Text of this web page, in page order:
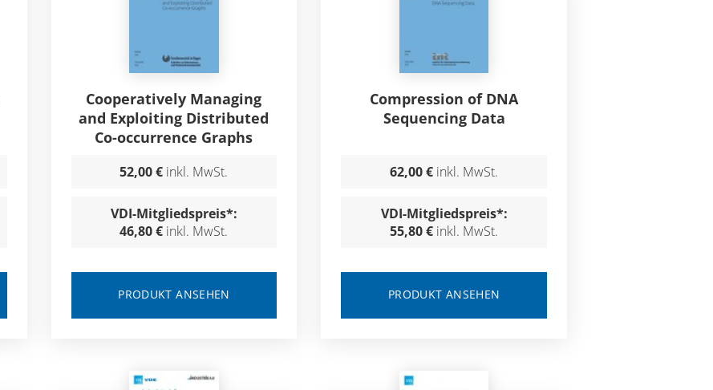
Cooperatively Managing
and Exploiting Distributed
Co-occurrence Graphs
52,00 € inkl. MwSt.
VDI-Mitgliedspreis*:
46,80 € inkl. MwSt.
PRODUKT ANSEHEN
Compression of DNA
Sequencing Data
62,00 € inkl. MwSt.
VDI-Mitgliedspreis*:
55,80 € inkl. MwSt.
PRODUKT ANSEHEN